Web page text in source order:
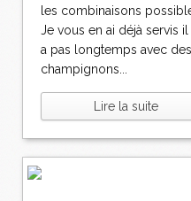
les combinaisons
Je vous en ai déjà servis
a pas longtemps avec des
champignons...
Lire la suite